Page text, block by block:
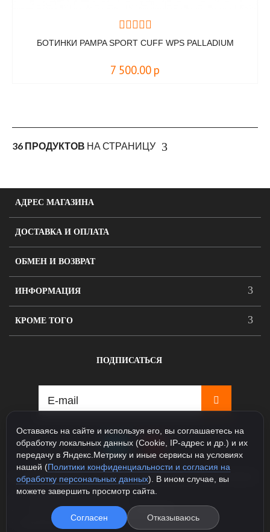
БОТИНКИ PAMPA SPORT CUFF WPS PALLADIUM
7 500.00 р
36 ПРОДУКТОВ НА СТРАНИЦУ
АДРЕС МАГАЗИНА
ДОСТАВКА И ОПЛАТА
ОБМЕН И ВОЗВРАТ
ИНФОРМАЦИЯ
КРОМЕ ТОГО
ПОДПИСАТЬСЯ
115088, Москва, ул. Севастопольский проспект д.5, корпус
1
+7 925 231-81-77 (Шоурум)
+7 985 163-48-58 (Интернет магазин)
info@legioner-shop.ru
Оставаясь на сайте и используя его, вы соглашаетесь на
обработку локальных данных (Cookie, IP-адрес и др.) и их
передачу в Яндекс.Метрику и иные сервисы на условиях
нашей (Политики конфиденциальности и согласия на
обработку персональных данных). В ином случае, вы
можете завершить просмотр сайта.
Согласен Отказываюсь